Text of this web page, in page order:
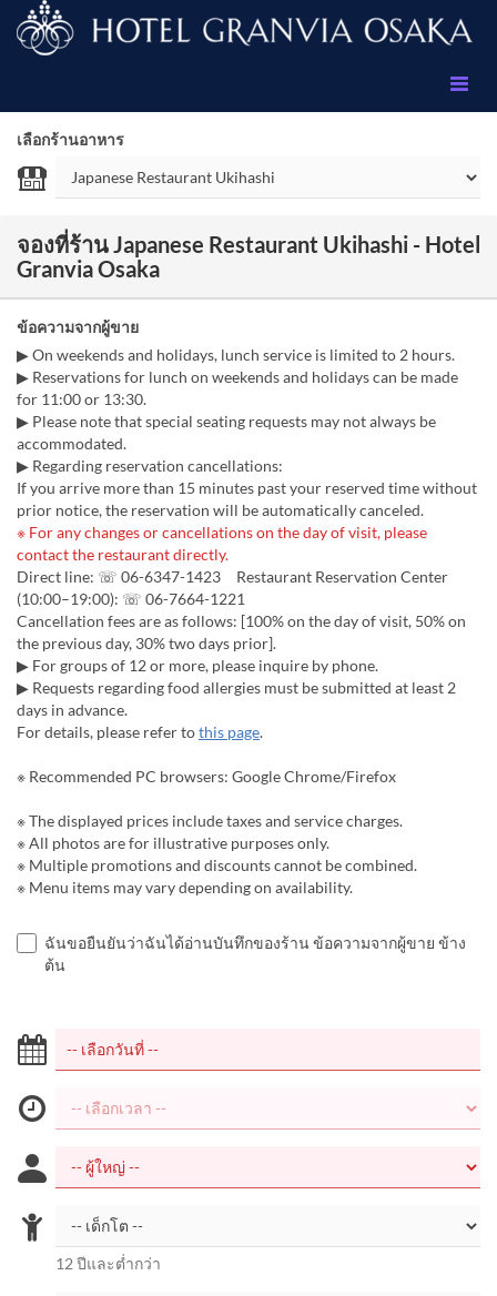
เลือกร้านอาหาร
จองที่ร้าน Japanese Restaurant Ukihashi - Hotel
Granvia Osaka
ข้อความจากผู้ขาย
▶ On weekends and holidays, lunch service is limited to 2 hours.
▶ Reservations for lunch on weekends and holidays can be made
for 11:00 or 13:30.
▶ Please note that special seating requests may not always be
accommodated.
▶ Regarding reservation cancellations:
If you arrive more than 15 minutes past your reserved time without
prior notice, the reservation will be automatically canceled.
※ For any changes or cancellations on the day of visit, please
contact the restaurant directly.
Direct line: ☏ 06-6347-1423 Restaurant Reservation Center
(10:00–19:00): ☏ 06-7664-1221
Cancellation fees are as follows: [100% on the day of visit, 50% on
the previous day, 30% two days prior].
▶ For groups of 12 or more, please inquire by phone.
▶ Requests regarding food allergies must be submitted at least 2
days in advance.
For details, please refer tothis page.
※ Recommended PC browsers: Google Chrome/Firefox
※ The displayed prices include taxes and service charges.
※ All photos are for illustrative purposes only.
※ Multiple promotions and discounts cannot be combined.
※ Menu items may vary depending on availability.
ฉันขอยืนยันว่าฉันได้อ่านบันทึกของร้าน ข้อความจากผู้ขาย ข้าง
ต้น
12 ปีและต่ำกว่า